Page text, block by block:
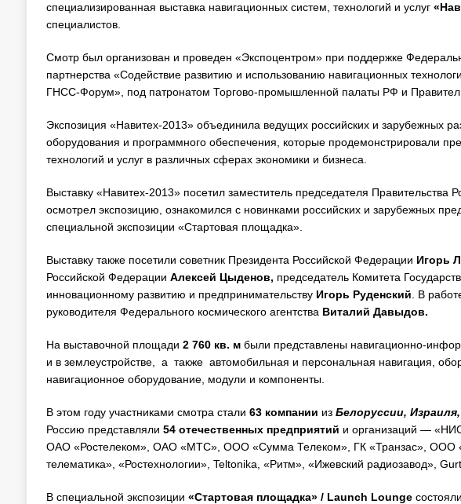
специализированная выставка навигационных систем, технологий и услуг
специалистов.
Смотр был организован и проведен «Экспоцентром» при поддержке
партнерства «Содействие развитию и использованию навигационных
ГНСС-Форум», под патронатом Торгово-промышленной палаты РФ и
Экспозиция «Навитех-2013» объединила ведущих российских и зарубежных
оборудования и программного обеспечения, которые продемонстрировали
технологий и услуг в различных сферах экономики и бизнеса.
Выставку «Навитех-2013» посетил заместитель председателя Правительства
осмотрел экспозицию, ознакомился с новинками российских и зарубежных
специальной экспозиции «Стартовая площадка».
Выставку также посетили советник Президента Российской Федерации Игорь
Российской Федерации Алексей Цыденов, председатель Комитета
инновационному развитию и предпринимательству Игорь Руденский . В
руководителя Федерального космического агентства Виталий Давыдов.
На выставочной площади 2 760 кв. мбыли представлены навигационно-
и в землеустройстве, а также автомобильная и персональная навигация,
навигационное оборудование, модули и компоненты.
В этом году участниками смотра стали 63 компании из Белоруссии,
Россию представляли 54 отечественных предприятий и организаций —
ОАО «Ростелеком», ОАО «МТС», ООО «Сумма Телеком», ГК «Транзас», ООО
телематика», «Ростехнологии», Teltonika, «Ритм», «Ижевский радиозавод»,
В специальной экспозиции «Стартовая площадка»/ Launch Lounge